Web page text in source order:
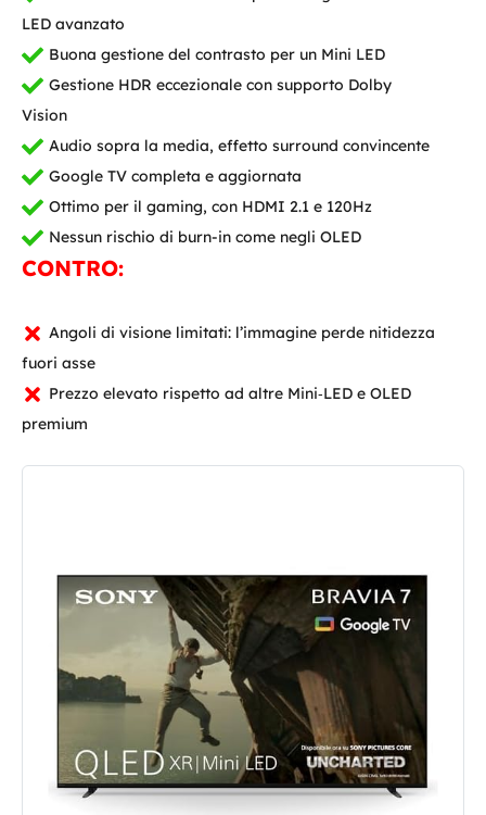
LED avanzato
Buona gestione del contrasto per un Mini LED
Gestione HDR eccezionale con supporto Dolby
Vision
Audio sopra la media, effetto surround convincente
Google TV completa e aggiornata
Ottimo per il gaming, con HDMI 2.1 e 120Hz
Nessun rischio di burn-in come negli OLED
CONTRO:
Angoli di visione limitati: l’immagine perde nitidezza
fuori asse
Prezzo elevato rispetto ad altre Mini‑LED e OLED
premium